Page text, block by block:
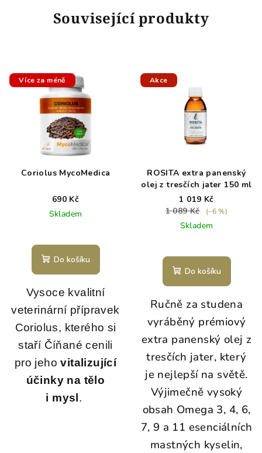
Související produkty
Více za méně
Coriolus MycoMedica
690 Kč
Skladem
Do košíku
Vysoce kvalitní
veterinární přípravek
Coriolus, kterého si
staří Číňané cenili
pro jehovitalizující
účinky na tělo
i mysl.
Akce
ROSITA extra panenský
olej z tresčích jater 150 ml
1 019 Kč
1 089 Kč
(–6 %)
Skladem
hodnocení
produktu
z
hvězdiček.
Do košíku
Ručně za studena
vyráběný prémiový
extra panenský olej z
tresčích jater, který
je nejlepší na světě.
Výjimečně vysoký
obsah Omega 3, 4, 6,
7, 9 a 11 esenciálních
mastných kyselin,